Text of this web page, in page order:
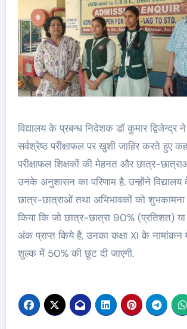
विद्यालय के प्रबन्ध निदेशक डॉ कुमार द्विजेन्द्र
सर्वश्रेष्ठ परीक्षाफल पर खुशी जाहिर करते हुए
परीक्षाफल शिक्षकों की मेहनत और छात्र-
उनके अनुशासन का परिणाम है. उन्होंने विद्यालय
छात्र-छात्राओं तथा अभिभावकों को शुभकामना
किया कि जो छात्र-छात्रा 90% (प्रतिशत)
अंक प्राप्त किये है, उनका कक्षा XI के
शुल्क में 50% की छूट दी जाएगी.